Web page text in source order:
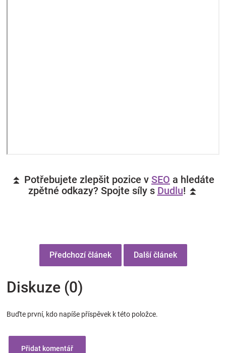
⏫ Potřebujete zlepšit pozice v SEO a hledáte
zpětné odkazy? Spojte síly s Dudlu! ⏫
Předchozí článek Další článek
Diskuze (0)
Buďte první, kdo napíše příspěvek k této položce.
Přidat komentář